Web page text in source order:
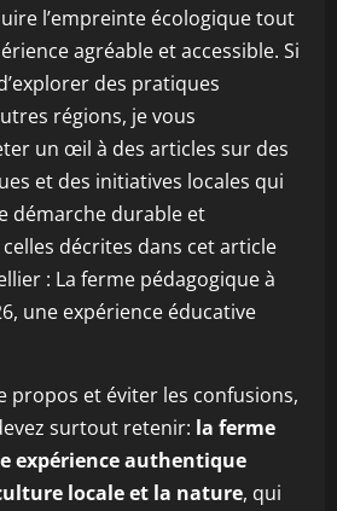
l’empreinte écologique tout
agréable et accessible. Si
des pratiques
régions, je vous
un œil à des articles sur des
et des initiatives locales qui
démarche durable et
décrites dans cet article
: La ferme pédagogique à
une expérience éducative
propos et éviter les confusions,
surtout retenir: la ferme
expérience authentique
locale et la nature, qui